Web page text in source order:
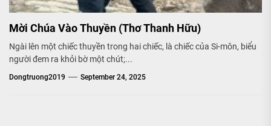
Mời Chúa Vào Thuyền (Thơ Thanh Hữu)
Ngài lên một chiếc thuyền trong hai chiếc, là chiếc của Si-môn, biểu
người đem ra khỏi bờ một chút;...
Dongtruong2019 September 24, 2025